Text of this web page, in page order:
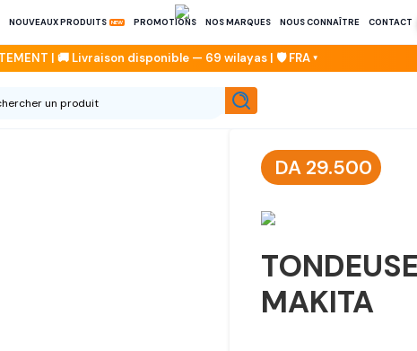
NOUVEAUX PRODUITS PROMOTIONS NOS MARQUES NOUS CONNAÎTRE CONTACT
DA 29.500
MAKITA